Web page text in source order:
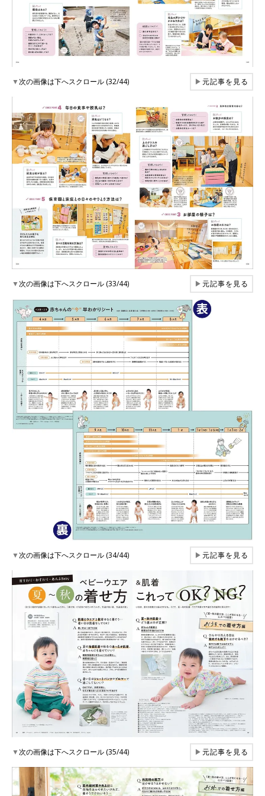
▼次の画像は下へスクロール (32/44) ▶元記事を見る
▼次の画像は下へスクロール (33/44) ▶元記事を見る
▼次の画像は下へスクロール (34/44) ▶元記事を見る
▼次の画像は下へスクロール (35/44) ▶元記事を見る